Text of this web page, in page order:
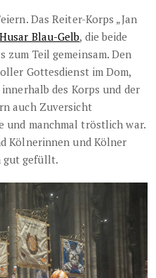
Das Reiter-Korps „Jan
Blau-Gelb, die beide
zum Teil gemeinsam. Den
Gottesdienst im Dom,
des Korps und der
auch Zuversicht
und manchmal tröstlich war.
Kölnerinnen und Kölner
gut gefüllt.